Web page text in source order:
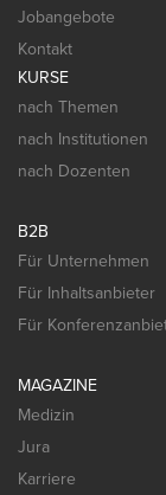
Jobangebote
Kontakt
KURSE
nach Themen
nach Institutionen
nach Dozenten
B2B
Für Unternehmen
Für Inhaltsanbieter
Für
MAGAZINE
Medizin
Jura
Karriere